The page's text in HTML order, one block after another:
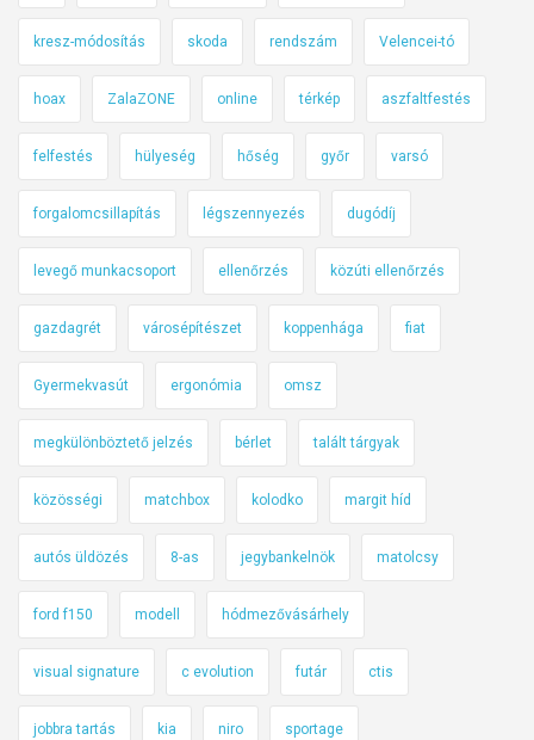
kresz-módosítás skoda rendszám Velencei-tó
hoax ZalaZONE online térkép aszfaltfestés
felfestés hülyeség hőség győr varsó
forgalomcsillapítás légszennyezés dugódíj
levegő munkacsoport ellenőrzés közúti ellenőrzés
gazdagrét városépítészet koppenhága fiat
Gyermekvasút ergonómia omsz
megkülönböztető jelzés bérlet talált tárgyak
közösségi matchbox kolodko margit híd
autós üldözés 8-as jegybankelnök matolcsy
ford f150 modell hódmezővásárhely
visual signature c evolution futár ctis
jobbra tartás kia niro sportage